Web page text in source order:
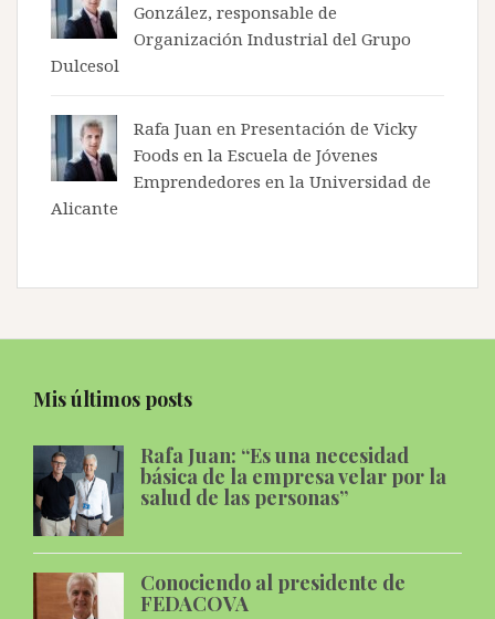
González, responsable de
Organización Industrial del Grupo
Dulcesol
Rafa Juan en Presentación de Vicky
Foods en la Escuela de Jóvenes
Emprendedores en la Universidad de
Alicante
Mis últimos posts
Rafa Juan: “Es una necesidad
básica de la empresa velar por la
salud de las personas”
Conociendo al presidente de
FEDACOVA